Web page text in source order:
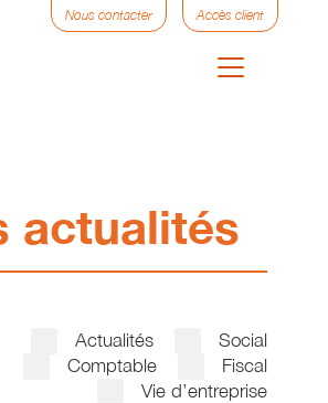
Nous contacter Accès client
actualités
Actualités
Social
Comptable
Fiscal
Vie d’entreprise